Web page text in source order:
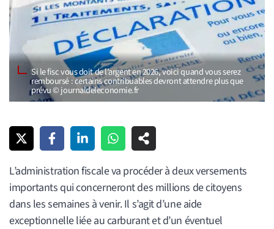
Si le fisc vous doit de l’argent en 2026, voici quand vous serez
remboursé : certains contribuables devront attendre plus que
prévu © journaldeleconomie.fr
L’administration fiscale va procéder à deux versements
importants qui concerneront des millions de citoyens
dans les semaines à venir. Il s’agit d’une aide
exceptionnelle liée au carburant et d’un éventuel